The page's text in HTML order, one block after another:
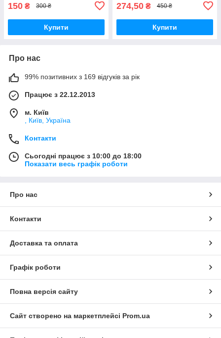
150 ₴ 300 ₴
Купити
274,50 ₴ 450 ₴
Купити
Про нас
99% позитивних з 169 відгуків за рік
Працює з 22.12.2013
м. Київ
, Київ, Україна
Контакти
Сьогодні працює з 10:00 до 18:00
Показати весь графік роботи
Про нас
Контакти
Доставка та оплата
Графік роботи
Повна версія сайту
Сайт створено на маркетплейсі Prom.ua